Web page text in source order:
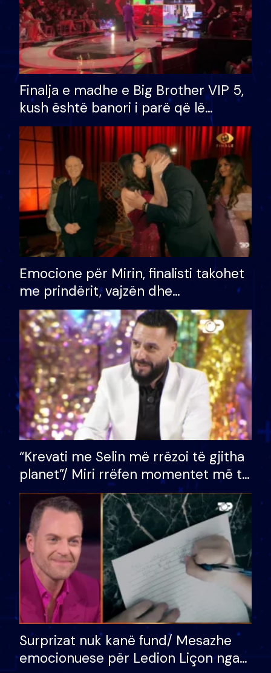
Finalja e madhe e Big Brother VIP 5,
kush është banori i parë që lë
shtëpinë dhe humb mundësinë për
të fituar çmimin e madh
Emocione për Mirin, finalisti takohet
me prindërit, vajzën dhe
bashkëshorten: S’kemi ndonjë letër
divorci apo jo?
“Krevati me Selin më rrëzoi të gjitha
planet”/ Miri rrëfen momentet më të
bukura në shtëpinë e BB VIP: Do më
mungojë zilja e mëngjesit kur…
Surprizat nuk kanë fund/ Mesazhe
emocionuese për Ledion Liçon nga